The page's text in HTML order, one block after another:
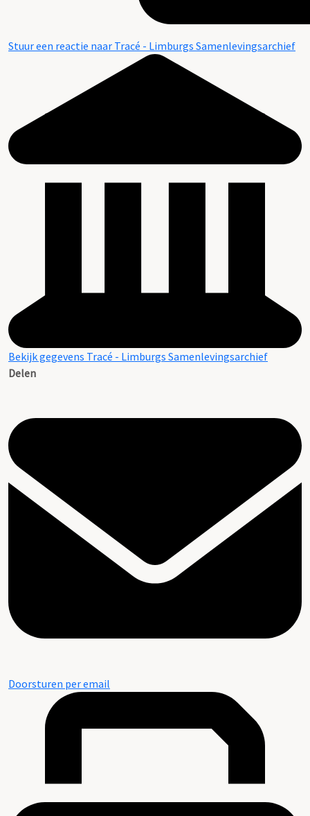
Stuur een reactie naar Tracé - Limburgs Samenlevingsarchief
Bekijk gegevens Tracé - Limburgs Samenlevingsarchief
Delen
Doorsturen per email